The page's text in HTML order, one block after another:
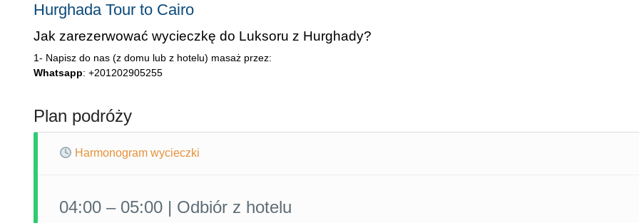
Hurghada Tour to Cairo
Jak zarezerwować wycieczkę do Luksoru z Hurghady?
1- Napisz do nas (z domu lub z hotelu) masaż przez:
Whatsapp: +201202905255
Plan podróży
Harmonogram wycieczki
04:00 – 05:00 | Odbiór z hotelu